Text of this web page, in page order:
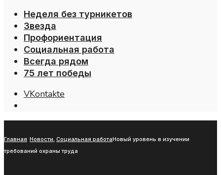
Неделя без турникетов
Звезда
Профориентация
Социальная работа
Всегда рядом
75 лет победы
VKontakte
Главная Новости, Социальная работаНовый уровень в изучении
требований охраны труда